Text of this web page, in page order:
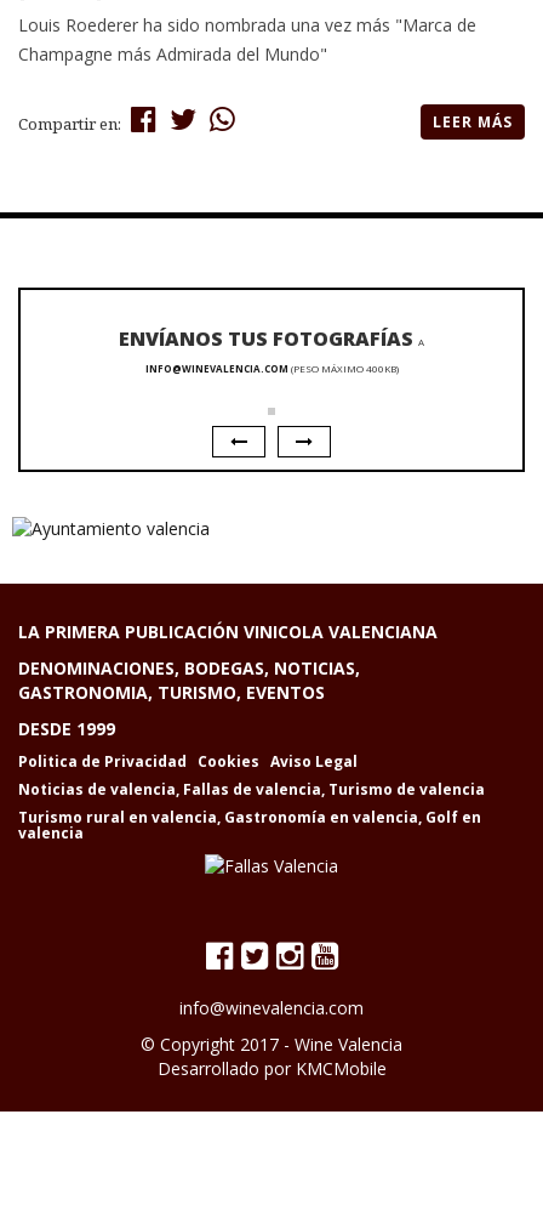
Louis Roederer ha sido nombrada una vez más "Marca de
Champagne más Admirada del Mundo"
Compartir en: LEER MÁS
ENVÍANOS TUS FOTOGRAFÍAS A
INFO@WINEVALENCIA.COM (PESO MÁXIMO 400KB)
LA PRIMERA PUBLICACIÓN VINICOLA VALENCIANA
DENOMINACIONES, BODEGAS, NOTICIAS,
GASTRONOMIA, TURISMO, EVENTOS
DESDE 1999
Politica de Privacidad Cookies Aviso Legal
Noticias de valencia, Fallas de valencia, Turismo de valencia
Turismo rural en valencia, Gastronomía en valencia, Golf en
valencia
info@winevalencia.com
© Copyright 2017 - Wine Valencia
Desarrollado por KMCMobile